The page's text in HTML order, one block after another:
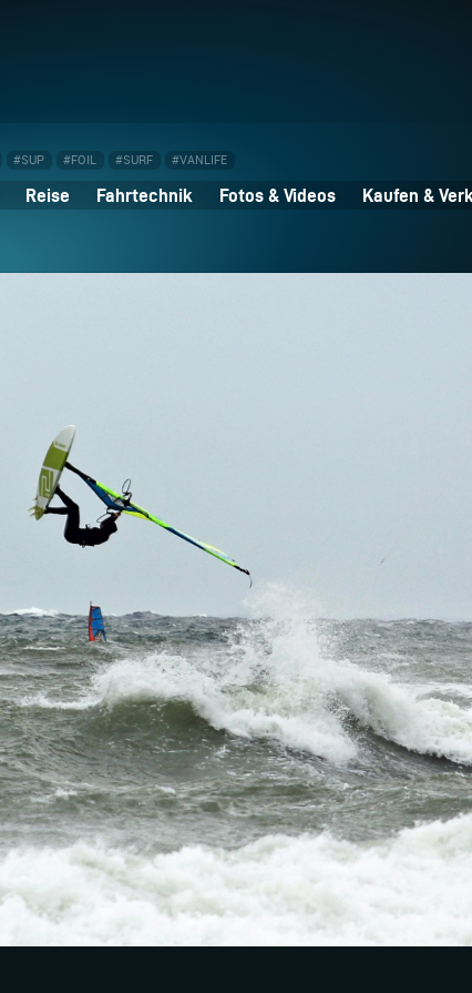
#SUP #FOIL #SURF #VANLIFE
Reise Fahrtechnik Fotos & Videos Kaufen &